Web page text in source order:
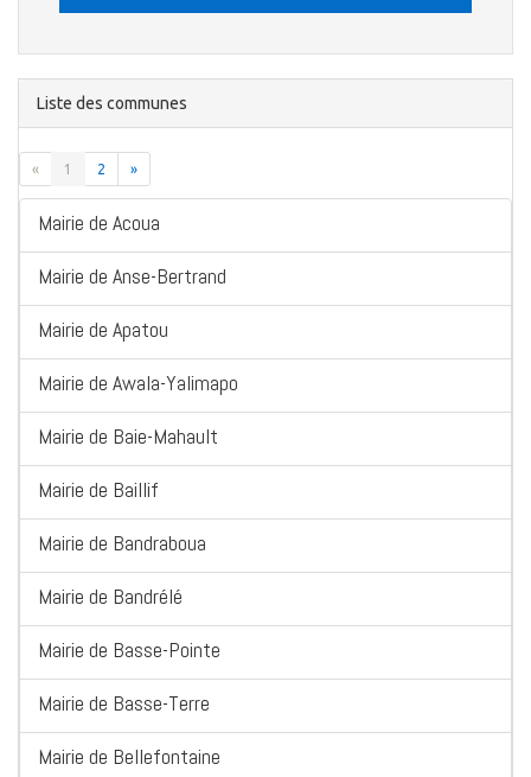
Liste des communes
« 1 2 »
Mairie de Acoua
Mairie de Anse-Bertrand
Mairie de Apatou
Mairie de Awala-Yalimapo
Mairie de Baie-Mahault
Mairie de Baillif
Mairie de Bandraboua
Mairie de Bandrélé
Mairie de Basse-Pointe
Mairie de Basse-Terre
Mairie de Bellefontaine